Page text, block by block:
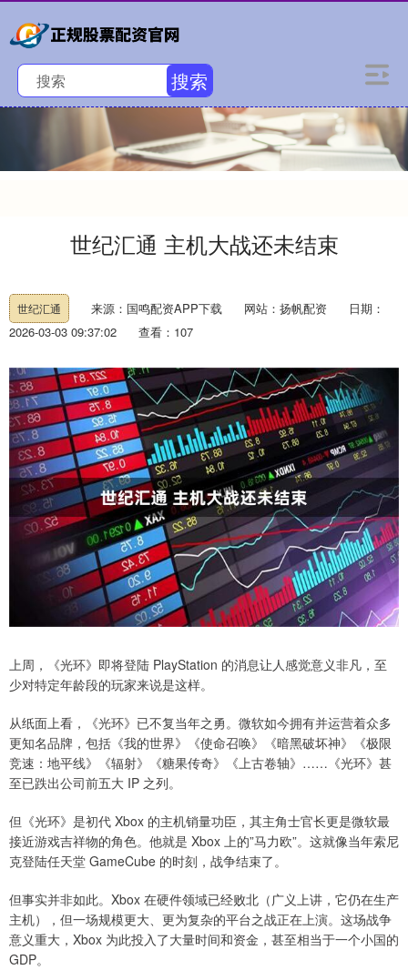
搜索
世纪汇通 主机大战还未结束
世纪汇通 来源：国鸣配资APP下载 网站：扬帆配资
日期：
2026-03-03 09:37:02
查看：107
上周，《光环》即将登陆 PlayStation 的消息让人感觉意义非凡，至
少对特定年龄段的玩家来说是这样。
从纸面上看，《光环》已不复当年之勇。微软如今拥有并运营着众多
更知名品牌，包括《我的世界》《使命召唤》《暗黑破坏神》《极限
竞速：地平线》《辐射》《糖果传奇》《上古卷轴》……《光环》甚
至已跌出公司前五大 IP 之列。
但《光环》是初代 Xbox 的主机销量功臣，其主角士官长更是微软最
接近游戏吉祥物的角色。他就是 Xbox 上的”马力欧”。这就像当年索尼
克登陆任天堂 GameCube 的时刻，战争结束了。
但事实并非如此。Xbox 在硬件领域已经败北（广义上讲，它仍在生产
主机），但一场规模更大、更为复杂的平台之战正在上演。这场战争
意义重大，Xbox 为此投入了大量时间和资金，甚至相当于一个小国的
GDP。